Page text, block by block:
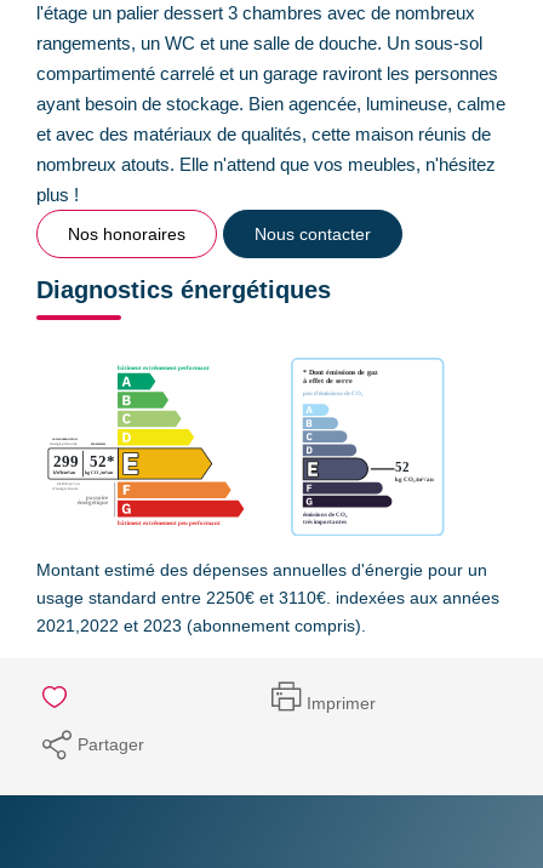
l'étage un palier dessert 3 chambres avec de nombreux
rangements, un WC et une salle de douche. Un sous-sol
compartimenté carrelé et un garage raviront les personnes
ayant besoin de stockage. Bien agencée, lumineuse, calme
et avec des matériaux de qualités, cette maison réunis de
nombreux atouts. Elle n'attend que vos meubles, n'hésitez
plus !
Nos honoraires Nous contacter
Diagnostics énergétiques
Montant estimé des dépenses annuelles d'énergie pour un
usage standard entre 2250€ et 3110€. indexées aux années
2021,2022 et 2023 (abonnement compris).
Imprimer
Partager